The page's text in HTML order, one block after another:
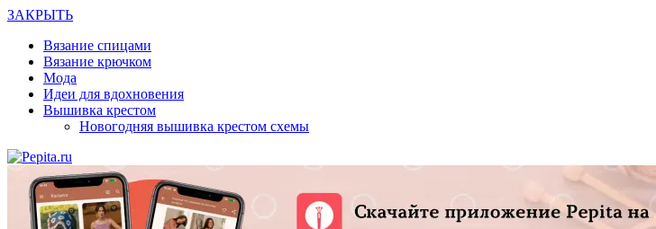
ЗАКРЫТЬ
Вязание спицами
Вязание крючком
Мода
Идеи для вдохновения
Вышивка крестом
Новогодняя вышивка крестом схемы